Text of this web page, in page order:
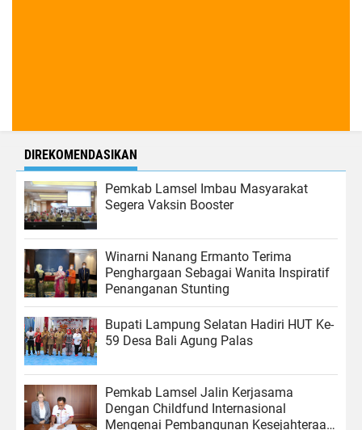
DIREKOMENDASIKAN
Pemkab Lamsel Imbau Masyarakat
Segera Vaksin Booster
Winarni Nanang Ermanto Terima
Penghargaan Sebagai Wanita Inspiratif
Penanganan Stunting
Bupati Lampung Selatan Hadiri HUT Ke-
59 Desa Bali Agung Palas
Pemkab Lamsel Jalin Kerjasama
Dengan Childfund Internasional
Mengenai Pembangunan Kesejahteraan